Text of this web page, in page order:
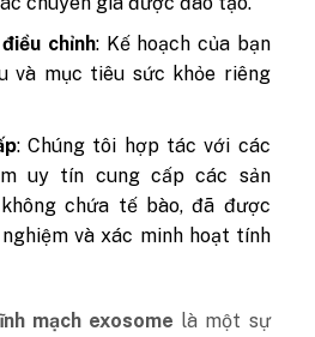
chỉnh: Kế hoạch của bạn
và mục tiêu sức khỏe riêng
: Chúng tôi hợp tác với các
uy tín cung cấp các sản
không chứa tế bào, đã được
và xác minh hoạt tính
mạch exosome là một sự